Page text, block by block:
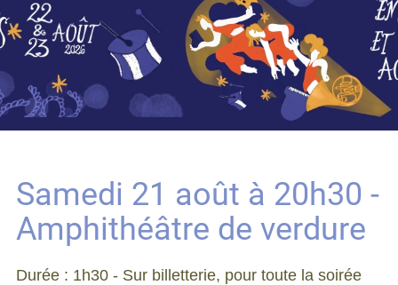
Samedi 21 août à 20h30 -
Amphithéâtre de verdure
Durée : 1h30 - Sur billetterie, pour toute la soirée